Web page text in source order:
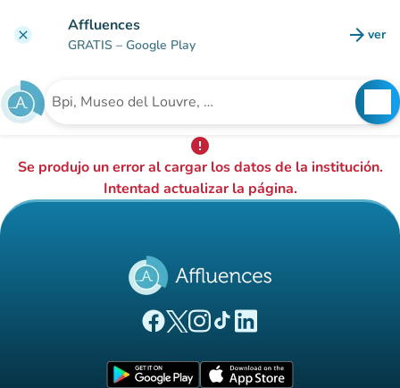
clear Affluences
GRATIS – Google Play arrow_forward ver
Buscar un establecimiento
error
Se produjo un error al cargar los datos de la institución.
Intentad actualizar la página.
(nueva pestaña)
(nueva pestaña)
(nueva pestaña)
(nueva pestaña)
(nueva pestaña)